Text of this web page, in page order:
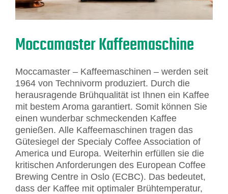
Moccamaster Kaffeemaschine
Moccamaster – Kaffeemaschinen – werden seit
1964 von Technivorm produziert. Durch die
herausragende Brühqualität ist Ihnen ein Kaffee
mit bestem Aroma garantiert. Somit können Sie
einen wunderbar schmeckenden Kaffee
genießen. Alle Kaffeemaschinen tragen das
Gütesiegel der Specialy Coffee Association of
America und Europa. Weiterhin erfüllen sie die
kritischen Anforderungen des European Coffee
Brewing Centre in Oslo (ECBC). Das bedeutet,
dass der Kaffee mit optimaler Brühtemperatur,